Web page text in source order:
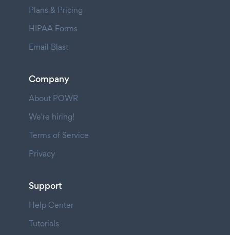
Plans & Pricing
HIPAA Forms
Email Blast
Company
About POWR
We're hiring!
Terms of Service
Privacy
Support
Help Center
Tutorials